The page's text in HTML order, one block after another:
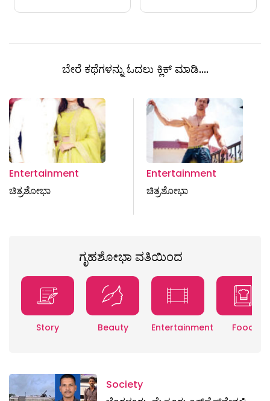
ಬೇರೆ ಕಥೆಗಳನ್ನು ಓದಲು ಕ್ಲಿಕ್ ಮಾಡಿ....
Entertainment
ಚಿತ್ರಶೋಭಾ
Entertainment
ಚಿತ್ರಶೋಭಾ
ಗೃಹಶೋಭಾ ವತಿಯಿಂದ
Story Beauty Entertainment Food
Society